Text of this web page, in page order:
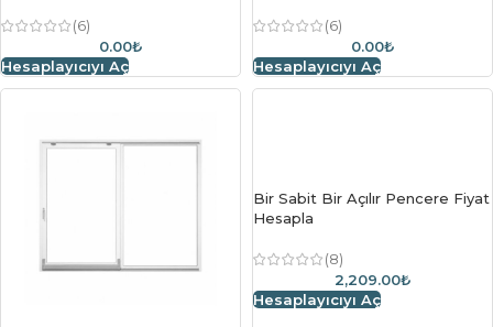
(6)
0.00₺
Hesaplayıcıyı Aç
(6)
0.00₺
Hesaplayıcıyı Aç
Bir Sabit Bir Açılır Pencere Fiyat
Hesapla
(8)
2,209.00₺
Hesaplayıcıyı Aç